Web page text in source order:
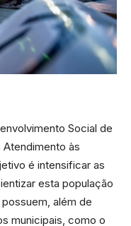
Social de
Atendimento às
é intensificar as
esta população
além de
municipais, como o